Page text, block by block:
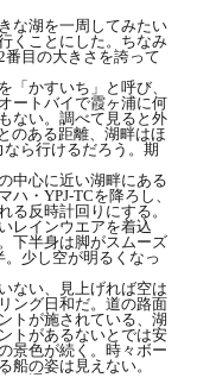
な湖を一周してみたい
くことにした。ちなみ
目の大きさを誇って
「かすいち」と呼び、
ートバイで霞ヶ浦に何
ない。調べて見ると外
のある距離、湖畔はほ
ら行けるだろう。期
中心に近い湖畔にある
ハ・YPJ-TCを降ろし、
る反時計回りにする。
レインウエアを着込
下半身は脚がスムーズ
少し空が明るくなっ
ない、見上げれば空は
ング日和だ。道の路面
トが施されている、湖
トがあるないとでは安
景色が続く。時々ボー
船の姿は見えない。